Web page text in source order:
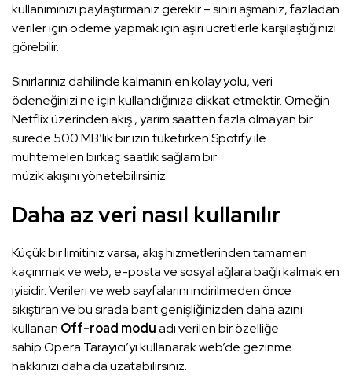
kullanımınızı paylaştırmanız gerekir – sınırı aşmanız, fazladan
veriler için ödeme yapmak için aşırı ücretlerle karşılaştığınızı
görebilir.
Sınırlarınız dahilinde kalmanın en kolay yolu, veri
ödeneğinizi ne için kullandığınıza dikkat etmektir. Örneğin
Netflix üzerinden akış , yarım saatten fazla olmayan bir
sürede 500 MB’lık bir izin tüketirken Spotify ile
muhtemelen birkaç saatlik sağlam bir
müzik akışını yönetebilirsiniz.
Daha az veri nasıl kullanılır
Küçük bir limitiniz varsa, akış hizmetlerinden tamamen
kaçınmak ve web, e-posta ve sosyal ağlara bağlı kalmak en
iyisidir. Verileri ve web sayfalarını indirilmeden önce
sıkıştıran ve bu sırada bant genişliğinizden daha azını
kullanan Off-road moduadı verilen bir özelliğe
sahip Opera Tarayıcı’yı kullanarak web’de gezinme
hakkınızı daha da uzatabilirsiniz.